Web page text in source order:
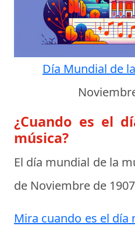
Día Mundial de
¿Cuando es el
música?
El día mundial de la
de Noviembre de 1907
Mira cuando es el